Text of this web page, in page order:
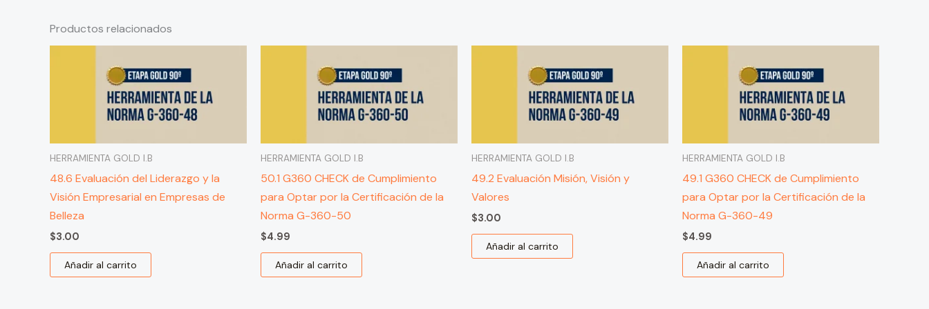
Productos relacionados
HERRAMIENTA GOLD I.B
48.6 Evaluación del Liderazgo y la
Visión Empresarial en Empresas de
Belleza
$3.00
Añadir al carrito
HERRAMIENTA GOLD I.B
50.1 G360 CHECK de Cumplimiento
para Optar por la Certificación de la
Norma G-360-50
$4.99
Añadir al carrito
HERRAMIENTA GOLD I.B
49.2 Evaluación Misión, Visión y
Valores
$3.00
Añadir al carrito
HERRAMIENTA GOLD I.B
49.1 G360 CHECK de Cumplimiento
para Optar por la Certificación de la
Norma G-360-49
$4.99
Añadir al carrito